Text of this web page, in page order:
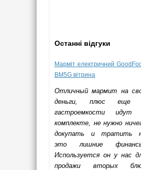
Останні відгуки
Марміт електричний
BM5G вітрина
Отличный мармит на
деньги, плюс еще
гастроемкости идут
комплекте, не нужно
докупать и тратить
это лишние
Используется он у нас
продажи вторых